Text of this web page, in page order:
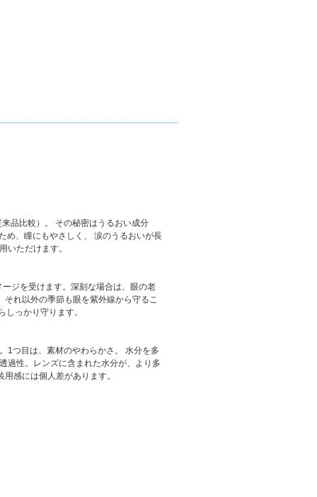
品比較）。 その秘密はうるおい成分
め、瞳にもやさしく、 涙のうるおいが長
いただけます。
ジを受けます。深刻な場合は、眼の老
れ以外の季節も眼を紫外線から守るこ
っかり守ります。
つ目は、素材のやわらかさ。 水分を多
過性。レンズに含まれた水分が、より多
感には個人差があります。